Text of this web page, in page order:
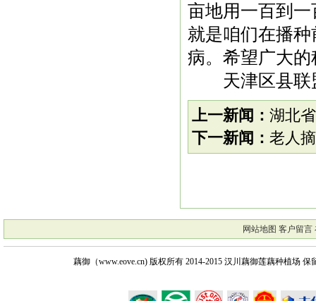
亩地用一百到
就是咱们在播
病。希望广大的
天津区县联
上一新闻： 湖北
下一新闻： 老人
网站地图 客户留言
藕御（www.eove.cn) 版权所有2014-2015 汉川藕御莲藕种植场 保